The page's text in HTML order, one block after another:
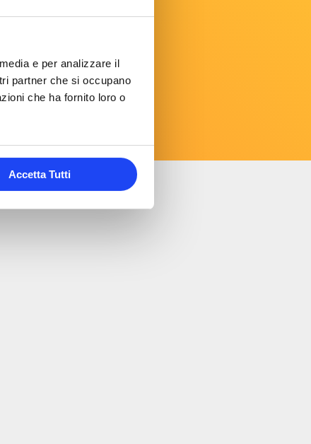
e per analizzare il
partner che si occupano
che ha fornito loro o
Accetta Tutti